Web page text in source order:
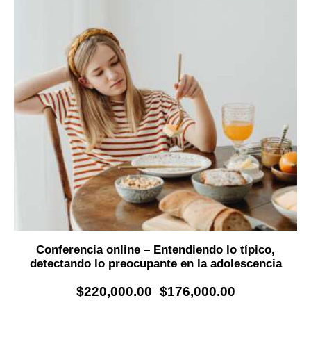
Conferencia online – Entendiendo lo típico,
detectando lo preocupante en la adolescencia
$220,000.00 $176,000.00